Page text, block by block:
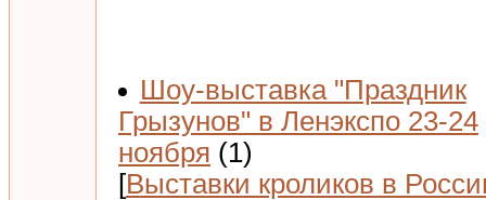
Шоу-выставка "Праздник
Грызунов" в Ленэкспо 23-24
ноября (1)
[Выставки кроликов в